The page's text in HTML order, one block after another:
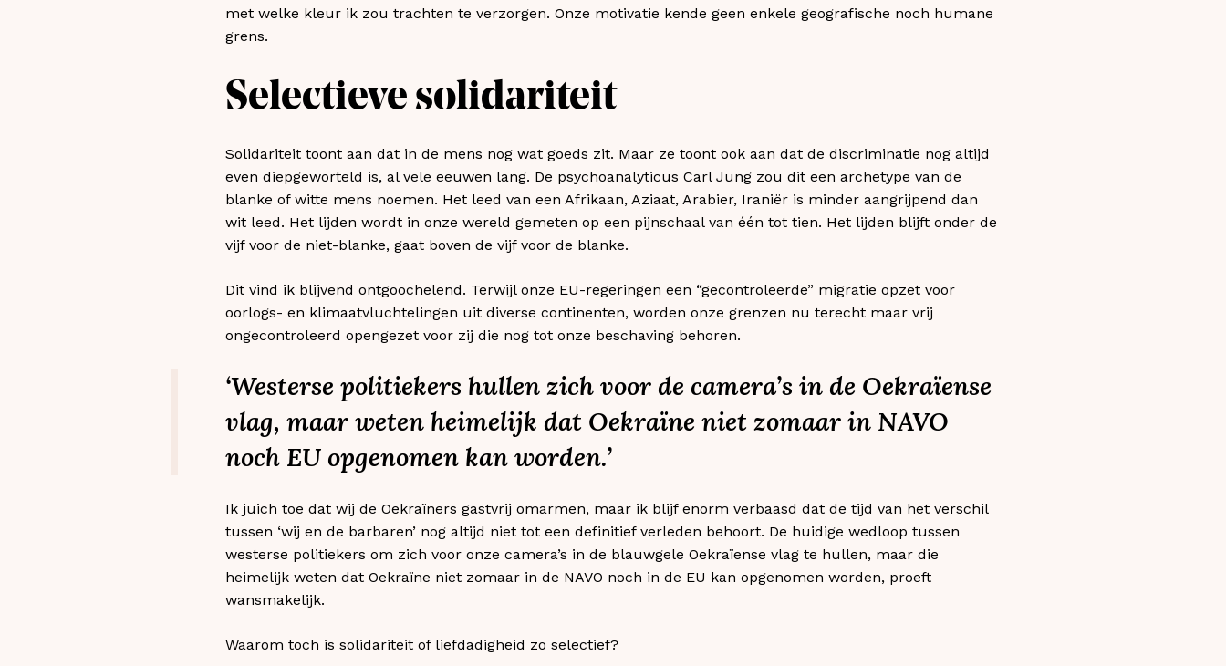
met welke kleur ik zou trachten te verzorgen. Onze motivatie kende geen enkele geografische noch humane
grens.
Selectieve solidariteit
Solidariteit toont aan dat in de mens nog wat goeds zit. Maar ze toont ook aan dat de discriminatie nog altijd
even diepgeworteld is, al vele eeuwen lang. De psychoanalyticus Carl Jung zou dit een archetype van de
blanke of witte mens noemen. Het leed van een Afrikaan, Aziaat, Arabier, Iraniër is minder aangrijpend dan
wit leed. Het lijden wordt in onze wereld gemeten op een pijnschaal van één tot tien. Het lijden blijft onder de
vijf voor de niet-blanke, gaat boven de vijf voor de blanke.
Dit vind ik blijvend ontgoochelend. Terwijl onze EU-regeringen een “gecontroleerde” migratie opzet voor
oorlogs- en klimaatvluchtelingen uit diverse continenten, worden onze grenzen nu terecht maar vrij
ongecontroleerd opengezet voor zij die nog tot onze beschaving behoren.
‘Westerse politiekers hullen zich voor de camera’s in de Oekraïense
vlag, maar weten heimelijk dat Oekraïne niet zomaar in NAVO
noch EU opgenomen kan worden.’
Ik juich toe dat wij de Oekraïners gastvrij omarmen, maar ik blijf enorm verbaasd dat de tijd van het verschil
tussen ‘wij en de barbaren’ nog altijd niet tot een definitief verleden behoort. De huidige wedloop tussen
westerse politiekers om zich voor onze camera’s in de blauwgele Oekraïense vlag te hullen, maar die
heimelijk weten dat Oekraïne niet zomaar in de NAVO noch in de EU kan opgenomen worden, proeft
wansmakelijk.
Waarom toch is solidariteit of liefdadigheid zo selectief?